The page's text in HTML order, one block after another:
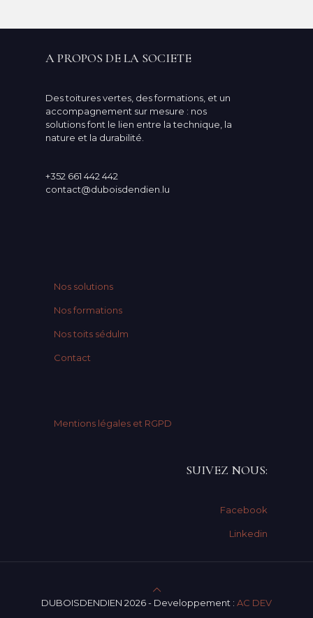
A PROPOS DE LA SOCIETE
Des toitures vertes, des formations, et un
accompagnement sur mesure : nos
solutions font le lien entre la technique, la
nature et la durabilité.
+352 661 442 442
contact@duboisdendien.lu
Nos solutions
Nos formations
Nos toits sédulm
Contact
Mentions légales et RGPD
SUIVEZ NOUS:
Facebook
Linkedin
DUBOISDENDIEN 2026 - Developpement : AC DEV